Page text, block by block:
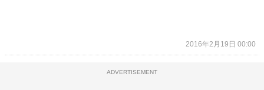
2016年2月19日 00:00
ADVERTISEMENT